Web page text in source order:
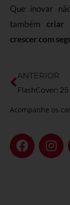
Que inovar
também criar
crescer com
ANTERIOR
Acompanhe os